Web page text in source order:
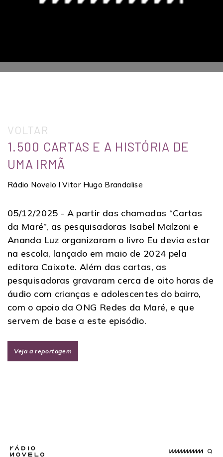
VOLTAR
1.500 CARTAS E A HISTÓRIA DE
UMA IRMÃ
Rádio Novelo l Vitor Hugo Brandalise
05/12/2025 - A partir das chamadas “Cartas
da Maré”, as pesquisadoras Isabel Malzoni e
Ananda Luz organizaram o livro Eu devia estar
na escola, lançado em maio de 2024 pela
editora Caixote. Além das cartas, as
pesquisadoras gravaram cerca de oito horas de
áudio com crianças e adolescentes do bairro,
com o apoio da ONG Redes da Maré, e que
servem de base a este episódio.
Veja a reportagem